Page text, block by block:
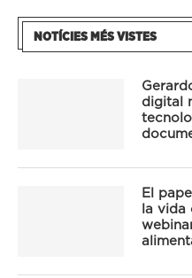
NOTÍCIES MÉS VISTES
digital
El
la vida